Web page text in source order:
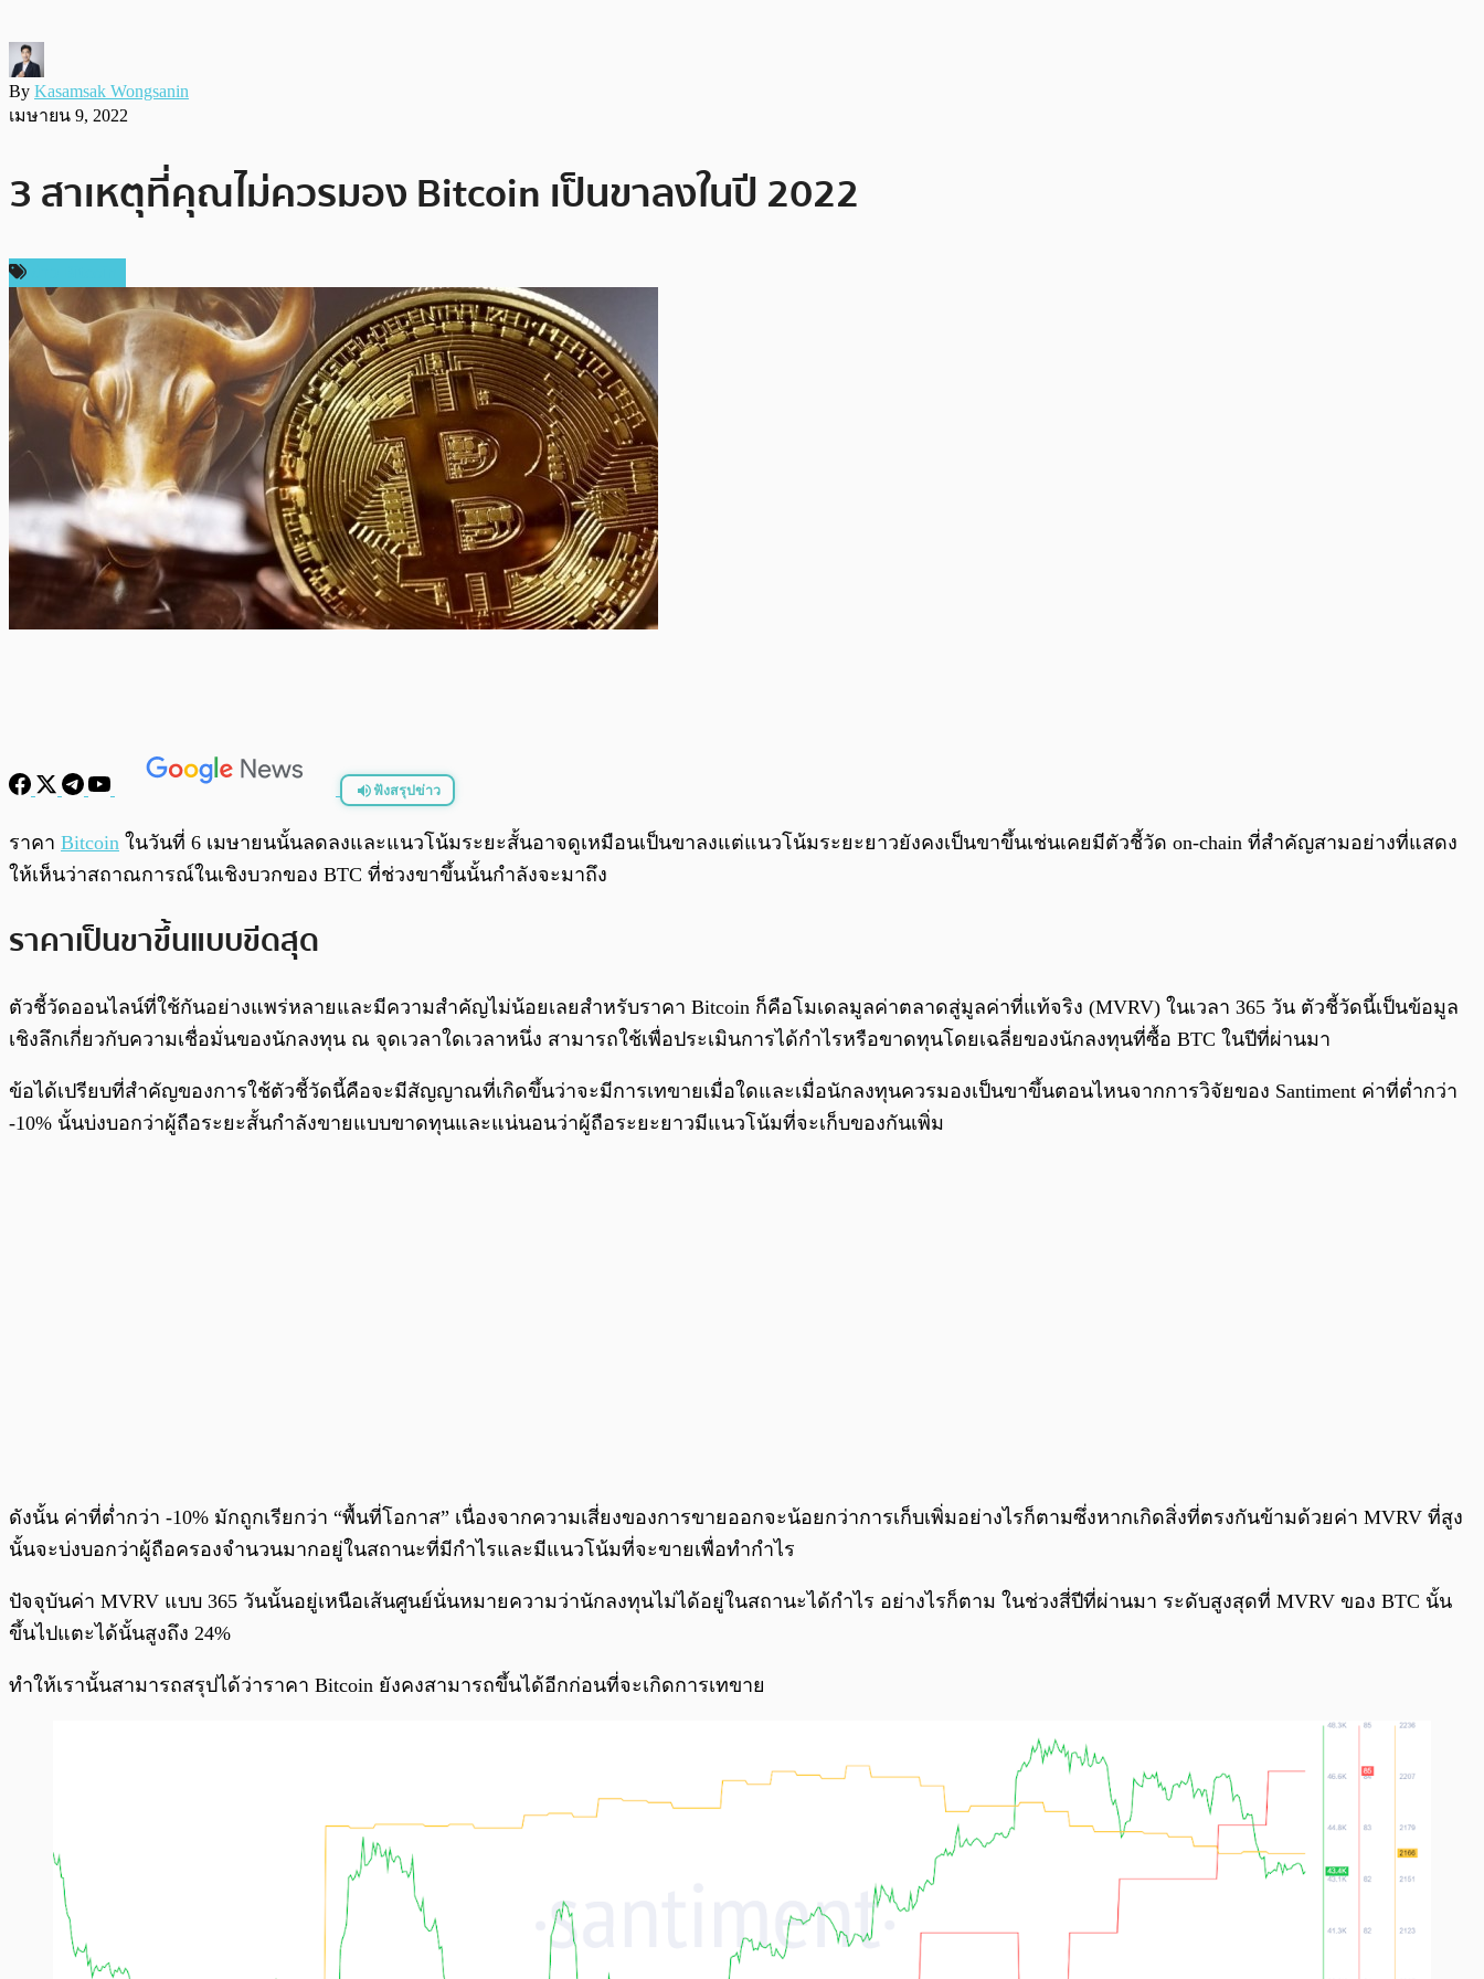
By Kasamsak Wongsanin
เมษายน 9, 2022
3 สาเหตุที่คุณไม่ควรมอง Bitcoin เป็นขาลงในปี 2022
ฟังสรุปข่าว
พร้อมเล่น /0:00
ราคา Bitcoin ในวันที่ 6 เมษายนนั้นลดลงและแนวโน้มระยะสั้นอาจดูเหมือนเป็นขาลงแต่แนวโน้มระยะยาวยังคงเป็นขาขึ้นเช่นเคยมีตัวชี้วัด on-chain ที่สำคัญสามอย่างที่แสดง
ให้เห็นว่าสถาณการณ์ในเชิงบวกของ BTC ที่ช่วงขาขึ้นนั้นกำลังจะมาถึง
ราคาเป็นขาขึ้นแบบขีดสุด
ตัวชี้วัดออนไลน์ที่ใช้กันอย่างแพร่หลายและมีความสำคัญไม่น้อยเลยสำหรับราคา Bitcoin ก็คือโมเดลมูลค่าตลาดสู่มูลค่าที่แท้จริง (MVRV) ในเวลา 365 วัน ตัวชี้วัดนี้เป็นข้อมูล
เชิงลึกเกี่ยวกับความเชื่อมั่นของนักลงทุน ณ จุดเวลาใดเวลาหนึ่ง สามารถใช้เพื่อประเมินการได้กำไรหรือขาดทุนโดยเฉลี่ยของนักลงทุนที่ซื้อ BTC ในปีที่ผ่านมา
ข้อได้เปรียบที่สำคัญของการใช้ตัวชี้วัดนี้คือจะมีสัญญาณที่เกิดขึ้นว่าจะมีการเทขายเมื่อใดและเมื่อนักลงทุนควรมองเป็นขาขึ้นตอนไหนจากการวิจัยของ Santiment ค่าที่ต่ำกว่า
-10% นั้นบ่งบอกว่าผู้ถือระยะสั้นกำลังขายแบบขาดทุนและแน่นอนว่าผู้ถือระยะยาวมีแนวโน้มที่จะเก็บของกันเพิ่ม
ดังนั้น ค่าที่ต่ำกว่า -10% มักถูกเรียกว่า “พื้นที่โอกาส” เนื่องจากความเสี่ยงของการขายออกจะน้อยกว่าการเก็บเพิ่มอย่างไรก็ตามซึ่งหากเกิดสิ่งที่ตรงกันข้ามด้วยค่า MVRV ที่สูง
นั้นจะบ่งบอกว่าผู้ถือครองจำนวนมากอยู่ในสถานะที่มีกำไรและมีแนวโน้มที่จะขายเพื่อทำกำไร
ปัจจุบันค่า MVRV แบบ 365 วันนั้นอยู่เหนือเส้นศูนย์นั่นหมายความว่านักลงทุนไม่ได้อยู่ในสถานะได้กำไร อย่างไรก็ตาม ในช่วงสี่ปีที่ผ่านมา ระดับสูงสุดที่ MVRV ของ BTC นั้น
ขึ้นไปแตะได้นั้นสูงถึง 24%
ทำให้เรานั้นสามารถสรุปได้ว่าราคา Bitcoin ยังคงสามารถขึ้นได้อีกก่อนที่จะเกิดการเทขาย